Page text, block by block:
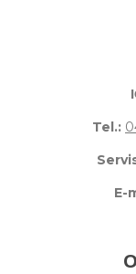
Tel.:
E-